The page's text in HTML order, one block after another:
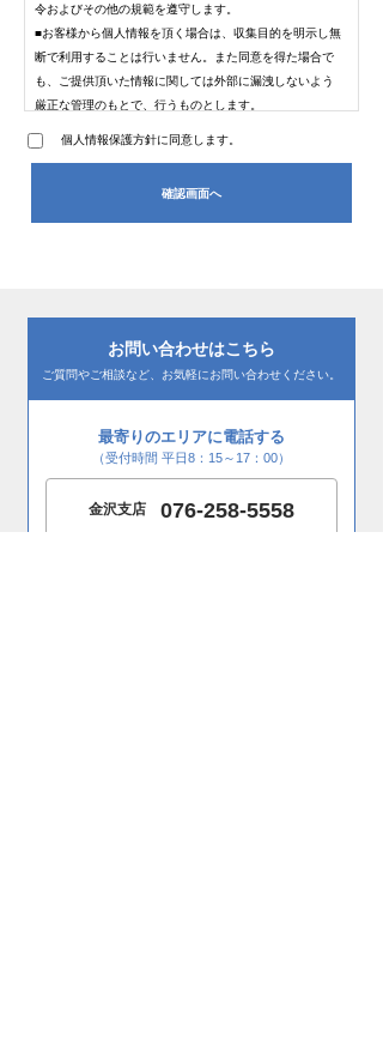
令およびその他の規範を遵守します。
■お客様から個人情報を頂く場合は、収集目的を明示し無
断で利用することは行いません。また同意を得た場合で
も、ご提供頂いた情報に関しては外部に漏洩しないよう
厳正な管理のもとで、行うものとします。
洩等、個人情報に関するリスクに対して、社内教育の徹
■個人情報保護を適切に実行するため、継続的な見直しと
個人情報保護方針に同意します。
お問い合わせはこちら
ご質問やご相談など、お気軽にお問い合わせください。
最寄りのエリアに電話する
（受付時間 平日8：15～17：00）
金沢支店 076-258-5558